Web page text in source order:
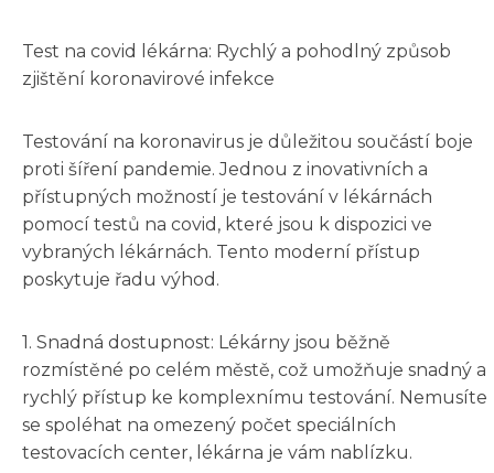
Test na covid lékárna: Rychlý a pohodlný způsob
zjištění koronavirové infekce
Testování na koronavirus je důležitou součástí boje
proti šíření pandemie. Jednou z inovativních a
přístupných možností je testování v lékárnách
pomocí testů na covid, které jsou k dispozici ve
vybraných lékárnách. Tento moderní přístup
poskytuje řadu výhod.
1. Snadná dostupnost: Lékárny jsou běžně
rozmístěné po celém městě, což umožňuje snadný a
rychlý přístup ke komplexnímu testování. Nemusíte
se spoléhat na omezený počet speciálních
testovacích center, lékárna je vám nablízku.